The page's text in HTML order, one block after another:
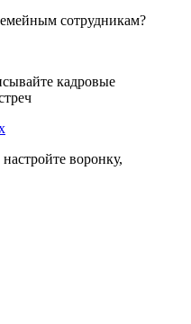
сотрудникам?
кадровые
воронку,